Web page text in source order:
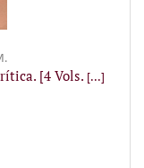
[4 Vols. [...]